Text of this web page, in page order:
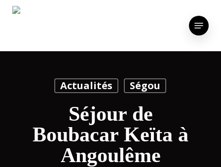
Skip
Menu
Actualités Ségou
Séjour de
Boubacar Keïta à
Angoulême